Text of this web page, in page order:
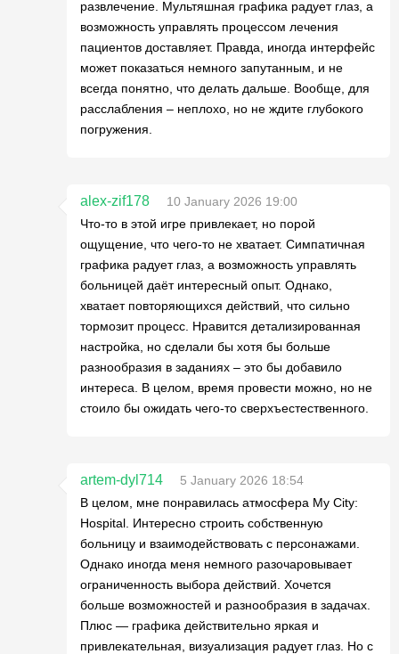
развлечение. Мультяшная графика радует глаз, а
возможность управлять процессом лечения
пациентов доставляет. Правда, иногда интерфейс
может показаться немного запутанным, и не
всегда понятно, что делать дальше. Вообще, для
расслабления – неплохо, но не ждите глубокого
погружения.
alex-zif178
10 January 2026 19:00
Что-то в этой игре привлекает, но порой
ощущение, что чего-то не хватает. Симпатичная
графика радует глаз, а возможность управлять
больницей даёт интересный опыт. Однако,
хватает повторяющихся действий, что сильно
тормозит процесс. Нравится детализированная
настройка, но сделали бы хотя бы больше
разнообразия в заданиях – это бы добавило
интереса. В целом, время провести можно, но не
стоило бы ожидать чего-то сверхъестественного.
artem-dyl714
5 January 2026 18:54
В целом, мне понравилась атмосфера My City:
Hospital. Интересно строить собственную
больницу и взаимодействовать с персонажами.
Однако иногда меня немного разочаровывает
ограниченность выбора действий. Хочется
больше возможностей и разнообразия в задачах.
Плюс — графика действительно яркая и
привлекательная, визуализация радует глаз. Но с